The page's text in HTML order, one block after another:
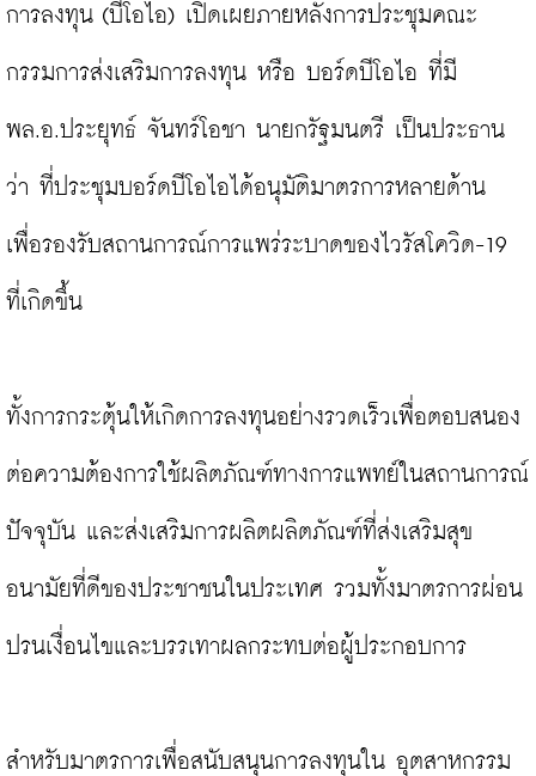
การลงทุน (บีโอไอ) เปิดเผยภายหลังการประชุมคณะ
กรรมการส่งเสริมการลงทุน หรือ บอร์ดบีโอไอ ที่มี
พล.อ.ประยุทธ์ จันทร์โอชา นายกรัฐมนตรี เป็นประธาน
ว่า ที่ประชุมบอร์ดบีโอไอได้อนุมัติมาตรการหลายด้าน
เพื่อรองรับสถานการณ์การแพร่ระบาดของไวรัสโควิด-19
ที่เกิดขึ้น
ทั้งการกระตุ้นให้เกิดการลงทุนอย่างรวดเร็วเพื่อตอบสนอง
ต่อความต้องการใช้ผลิตภัณฑ์ทางการแพทย์ในสถานการณ์
ปัจจุบัน และส่งเสริมการผลิตผลิตภัณฑ์ที่ส่งเสริมสุข
อนามัยที่ดีของประชาชนในประเทศ รวมทั้งมาตรการผ่อน
ปรนเงื่อนไขและบรรเทาผลกระทบต่อผู้ประกอบการ
สำหรับมาตรการเพื่อสนับสนุนการลงทุนใน อุตสาหกรรม